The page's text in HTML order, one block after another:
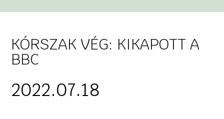
KÓRSZAK VÉG: KIKAPOTT A
BBC
2022.07.18